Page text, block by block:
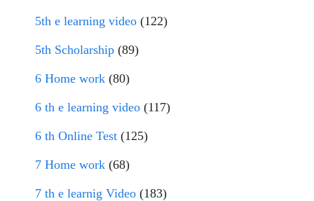
5th e learning video (122)
5th Scholarship (89)
6 Home work (80)
6 th e learning video (117)
6 th Online Test (125)
7 Home work (68)
7 th e learnig Video (183)